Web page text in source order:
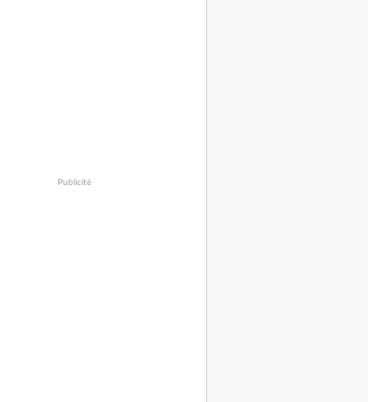
Publicité